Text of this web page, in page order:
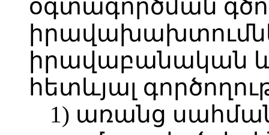
օգտագործման
իրավաբանական
հետևյալ
1) առանց